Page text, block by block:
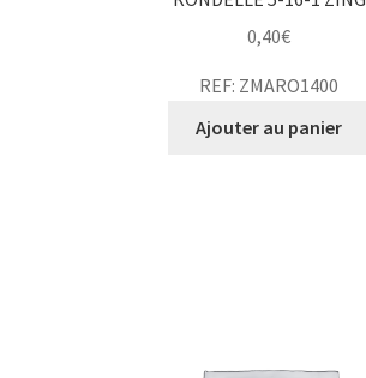
0,40€
REF: ZMARO1400
Ajouter au panier